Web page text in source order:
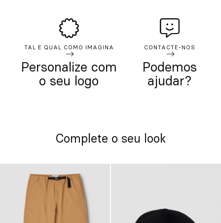
TAL E QUAL COMO IMAGINA
Personalize com
o seu logo
CONTACTE-NOS
Podemos
ajudar?
Complete o seu look